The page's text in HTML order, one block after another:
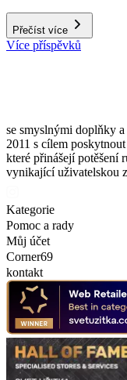
Přečíst více
Více příspěvků
se smyslnými doplňky
2011 s cílem
které přinášejí potěšení
vynikající uživatelskou
Kategorie
Pomoc a rady
Můj účet
Corner69
kontakt